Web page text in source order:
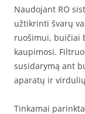
Naudojant RO
užtikrinti švarų
ruošimui, buičiai
kaupimosi.
susidarymą ant
aparatų ir
Tinkamai